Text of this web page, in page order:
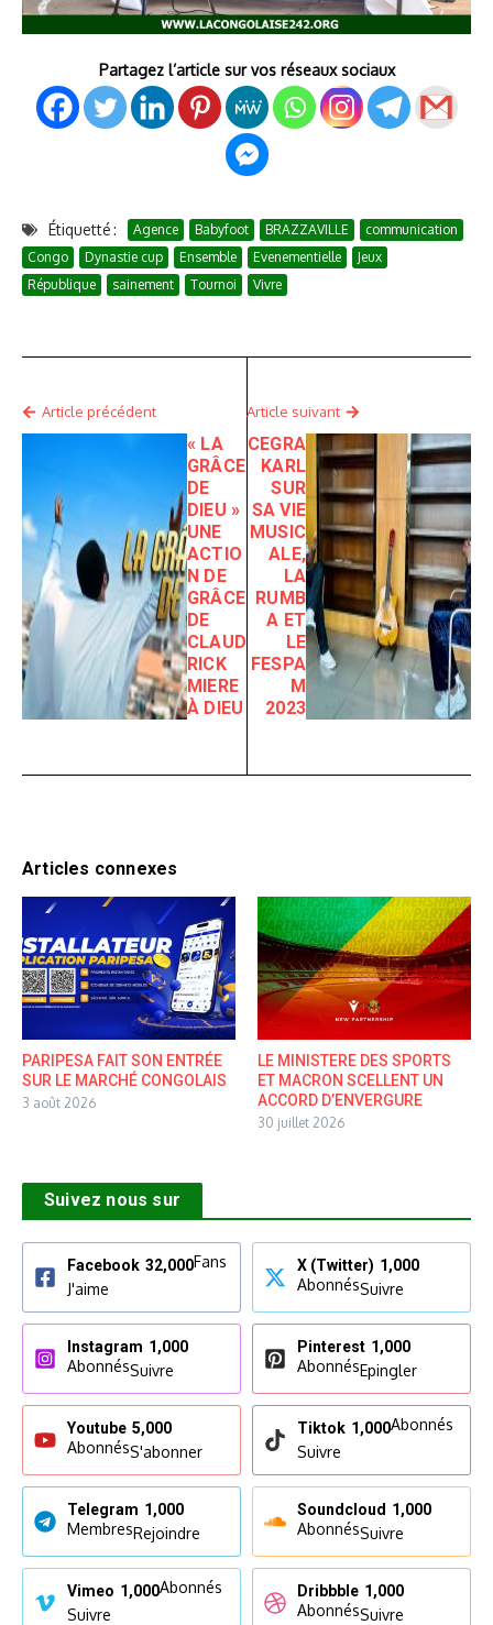
Partagez l’article sur vos réseaux sociaux
Étiquetté : Agence Babyfoot BRAZZAVILLE
communication
Congo
Dynastie cup Ensemble Evenementielle
Jeux
République
sainement Tournoi Vivre
Article précédent
« LA
GRÂCE
DE
DIEU »
UNE
ACTIO
N DE
GRÂCE
DE
CLAUD
RICK
MIERE
À DIEU
Article suivant
CEGRA
KARL
SUR
SA VIE
MUSIC
ALE,
LA
RUMB
A ET
LE
FESPA
M
2023
Articles connexes
PARIPESA FAIT SON ENTRÉE
SUR LE MARCHÉ CONGOLAIS
3 août 2026
LE MINISTERE DES SPORTS
ET MACRON SCELLENT UN
ACCORD D’ENVERGURE
30 juillet 2026
Suivez nous sur
Facebook 32,000Fans
J'aime
X (Twitter) 1,000
AbonnésSuivre
Instagram 1,000
AbonnésSuivre
Pinterest 1,000
AbonnésEpingler
Youtube 5,000
AbonnésS'abonner
Tiktok 1,000Abonnés
Suivre
Telegram 1,000
MembresRejoindre
Soundcloud 1,000
AbonnésSuivre
Vimeo 1,000Abonnés
Suivre
Dribbble 1,000
AbonnésSuivre